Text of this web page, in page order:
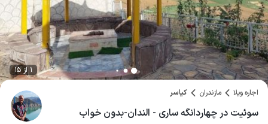
1 از 15
اجاره ویلا مازندران کیاسر
سوئیت در چهاردانگه ساری - الندان-بدون خواب